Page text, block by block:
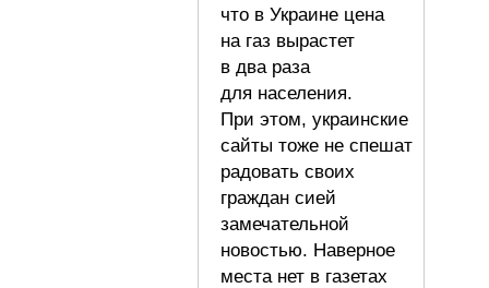
что в Украине цена
на газ вырастет
в два раза
для населения.
При этом, украинские
сайты тоже не спешат
радовать своих
граждан сией
замечательной
новостью. Наверное
места нет в газетах